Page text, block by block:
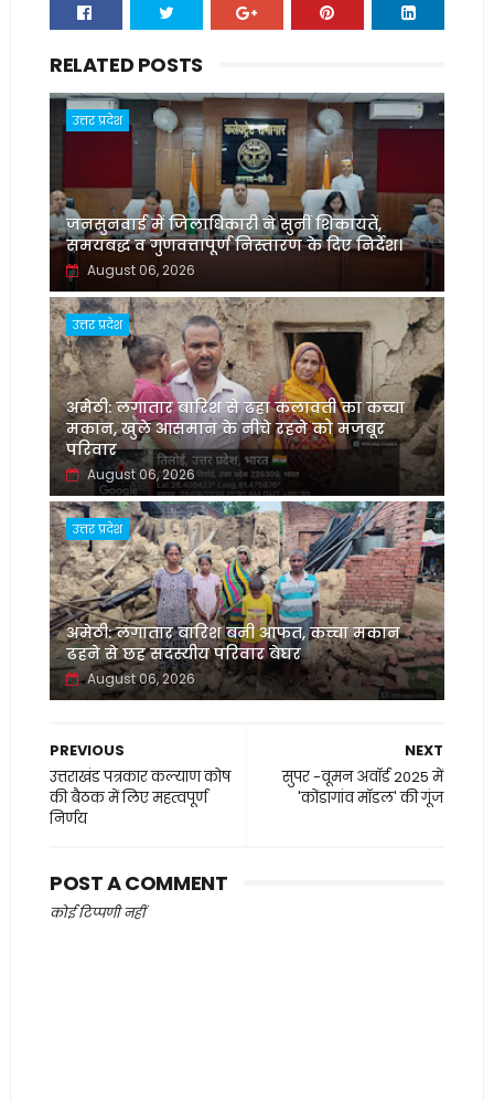
RELATED POSTS
उत्तर प्रदेश
जनसुनवाई में जिलाधिकारी ने सुनीं शिकायतें,
समयबद्ध व गुणवत्तापूर्ण निस्तारण के दिए निर्देश।
August 06, 2026
उत्तर प्रदेश
अमेठी: लगातार बारिश से ढहा कलावती का कच्चा
मकान, खुले आसमान के नीचे रहने को मजबूर
परिवार
August 06, 2026
उत्तर प्रदेश
अमेठी: लगातार बारिश बनी आफत, कच्चा मकान
ढहने से छह सदस्यीय परिवार बेघर
August 06, 2026
NEXT
सुपर -वूमन अवॉर्ड 2025 में
'कोंडागांव मॉडल' की गूंज
PREVIOUS
उत्तराखंड पत्रकार कल्याण कोष
की बैठक में लिए महत्वपूर्ण
निर्णय
POST A COMMENT
कोई टिप्पणी नहीं